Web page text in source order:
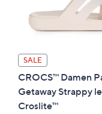
SALE
CROCS™ Damen
Getaway Strappy
Croslite™